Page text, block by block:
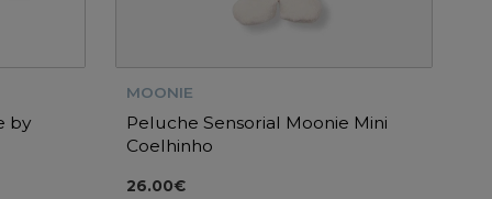
by
MOONIE
Peluche Sensorial Moonie Mini
Coelhinho
26.00€